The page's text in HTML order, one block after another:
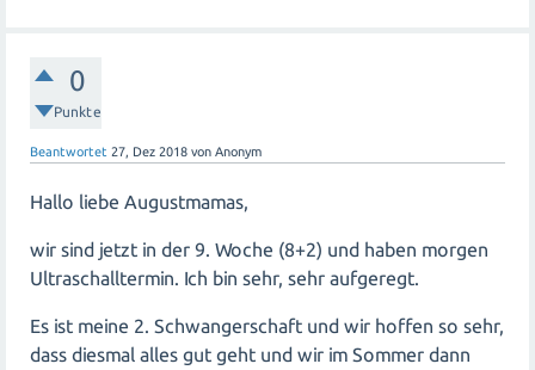
0
Punkte
Beantwortet 27, Dez 2018 von Anonym
Hallo liebe Augustmamas,
wir sind jetzt in der 9. Woche (8+2) und haben morgen
Ultraschalltermin. Ich bin sehr, sehr aufgeregt.
Es ist meine 2. Schwangerschaft und wir hoffen so sehr,
dass diesmal alles gut geht und wir im Sommer dann